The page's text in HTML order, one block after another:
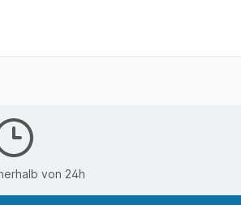
von 24h